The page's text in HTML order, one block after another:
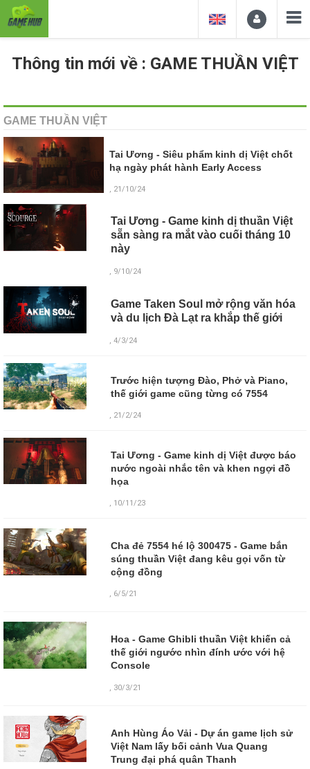
Thông tin mới về : GAME THUẦN VIỆT
GAME THUẦN VIỆT
Tai Ương - Siêu phẩm kinh dị Việt chốt
hạ ngày phát hành Early Access
, 21/10/24
Tai Ương - Game kinh dị thuần Việt
sẵn sàng ra mắt vào cuối tháng 10
này
, 9/10/24
Game Taken Soul mở rộng văn hóa
và du lịch Đà Lạt ra khắp thế giới
, 4/3/24
Trước hiện tượng Đào, Phở và Piano,
thế giới game cũng từng có 7554
, 21/2/24
Tai Ương - Game kinh dị Việt được báo
nước ngoài nhắc tên và khen ngợi đồ
họa
, 10/11/23
Cha đẻ 7554 hé lộ 300475 - Game bắn
súng thuần Việt đang kêu gọi vốn từ
cộng đồng
, 6/5/21
Hoa - Game Ghibli thuần Việt khiến cả
thế giới ngước nhìn đính ước với hệ
Console
30/3/21
Anh Hùng Áo Vải - Dự án game lịch sử
Việt Nam lấy bối cảnh Vua Quang
Trung đại phá quân Thanh